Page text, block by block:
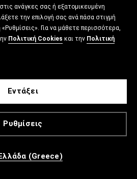
ανάγκες σας ή εξατομικευμένη
την επιλογή σας ανά πάσα στιγμή
Για να μάθετε περισσότερα,
Πολιτική Cookies και την Πολιτική
Ρυθμίσεις
Εντάξει
(Greece)